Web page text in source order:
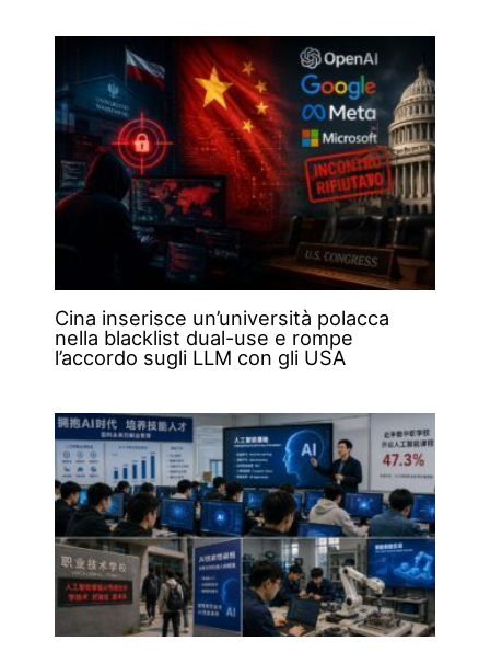
Cina inserisce un’università polacca
nella blacklist dual-use e rompe
l’accordo sugli LLM con gli USA